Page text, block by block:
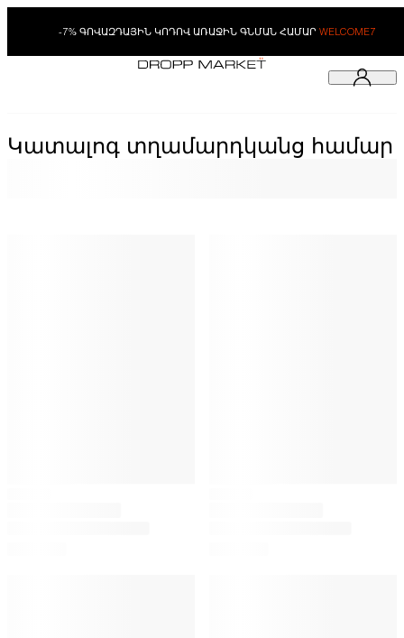
-7% ԳՈՎԱԶԴԱՅԻՆ ԿՈԴՈՎ ԱՌԱՋԻՆ ԳՆՄԱՆ ՀԱՄԱՐ WELCOME7
Կատալոգ տղամարդկանց համար